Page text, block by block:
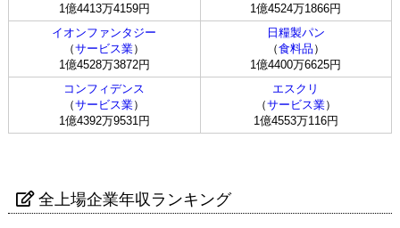
1億4413万4159円
1億4524万1866円
イオンファンタジー
（サービス業）
1億4528万3872円
日糧製パン
（食料品 ）
1億4400万6625円
コンフィデンス
（サービス業）
1億4392万9531円
エスクリ
（サービス業）
1億4553万116円
全上場企業年収ランキング